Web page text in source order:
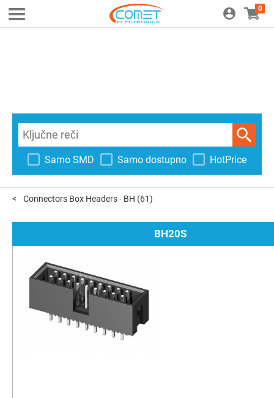
0
Samo SMD Samo dostupno HotPrice
Connectors Box Headers - BH (61)
BH20S